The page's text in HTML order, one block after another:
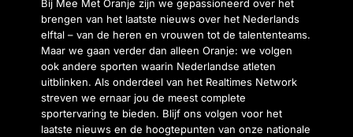
Bij Mee Met Oranje zijn we gepassioneerd over het
brengen van het laatste nieuws over het Nederlands
elftal – van de heren en vrouwen tot de talententeams.
Maar we gaan verder dan alleen Oranje: we volgen
ook andere sporten waarin Nederlandse atleten
uitblinken. Als onderdeel van het Realtimes Network
streven we ernaar jou de meest complete
sportervaring te bieden. Blijf ons volgen voor het
laatste nieuws en de hoogtepunten van onze nationale